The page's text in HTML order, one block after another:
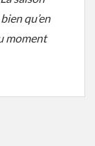
qu’en
moment